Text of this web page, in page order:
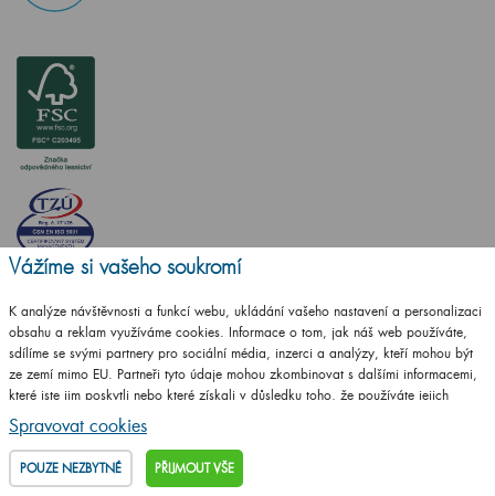
14001:2016
Vytvořilo studioCZECHGROUP.cz
Vážíme si vašeho soukromí
K analýze návštěvnosti a funkcí webu, ukládání vašeho nastavení a personalizaci
obsahu a reklam využíváme cookies. Informace o tom, jak náš web používáte,
sdílíme se svými partnery pro sociální média, inzerci a analýzy, kteří mohou být
ze zemí mimo EU. Partneři tyto údaje mohou zkombinovat s dalšími informacemi,
které jste jim poskytli nebo které získali v důsledku toho, že používáte jejich
služby.
Podrobné informace
Spravovat cookies
POUZE NEZBYTNÉ PŘIJMOUT VŠE